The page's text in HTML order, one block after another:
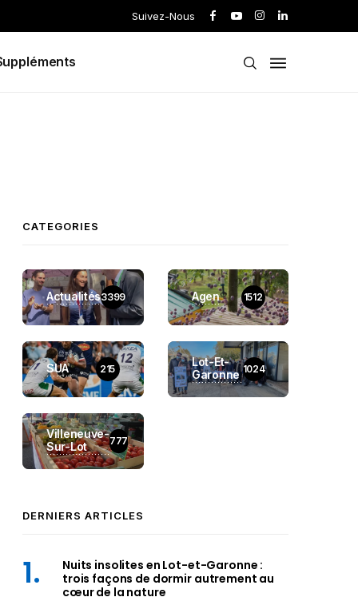
Suivez-Nous
CATEGORIES
Actualités3399 Agen 1512
SUA 215
Lot-Et-
Garonne 1024
Villeneuve-
Sur-Lot
777
DERNIERS ARTICLES
Nuits insolites en Lot-et-Garonne :
trois façons de dormir autrement au
cœur de la nature